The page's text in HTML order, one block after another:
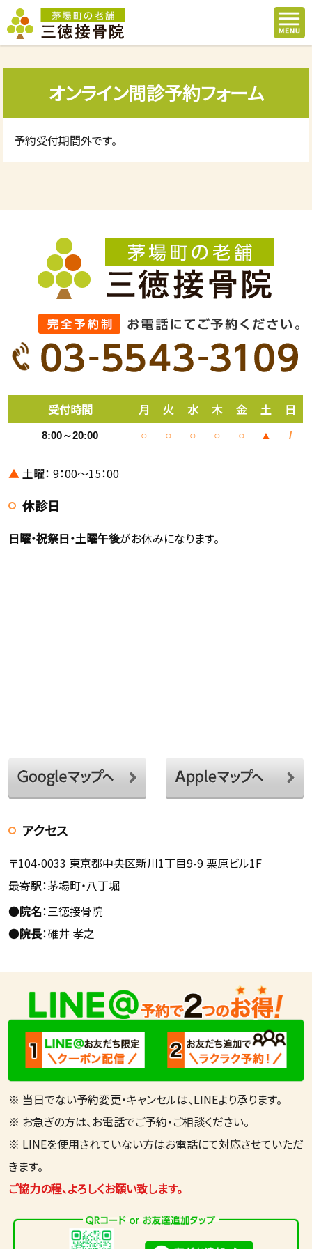
オンライン問診予約フォーム
予約受付期間外です。
受付時間 月 火 水 木 金 土 日
8:00～20:00 ○ ○ ○ ○ ○ ▲ /
▲土曜： 9：00～15：00
休診日
日曜・祝祭日・土曜午後がお休みになります。
アクセス
〒104-0033 東京都中央区新川1丁目9-9 栗原ビル1F
最寄駅：茅場町・八丁堀
●院名：三徳接骨院
●院長：碓井 孝之
※ 当日でない予約変更・キャンセルは、LINEより承ります。
※ お急ぎの方は、お電話でご予約・ご相談ください。
※ LINEを使用されていない方はお電話にて対応させていただ
きます。
ご協力の程、よろしくお願い致します。